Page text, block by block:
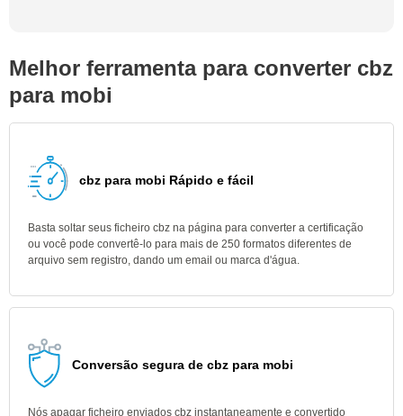
Melhor ferramenta para converter cbz
para mobi
cbz para mobi Rápido e fácil
Basta soltar seus ficheiro cbz na página para converter a certificação
ou você pode convertê-lo para mais de 250 formatos diferentes de
arquivo sem registro, dando um email ou marca d'água.
Conversão segura de cbz para mobi
Nós apagar ficheiro enviados cbz instantaneamente e convertido